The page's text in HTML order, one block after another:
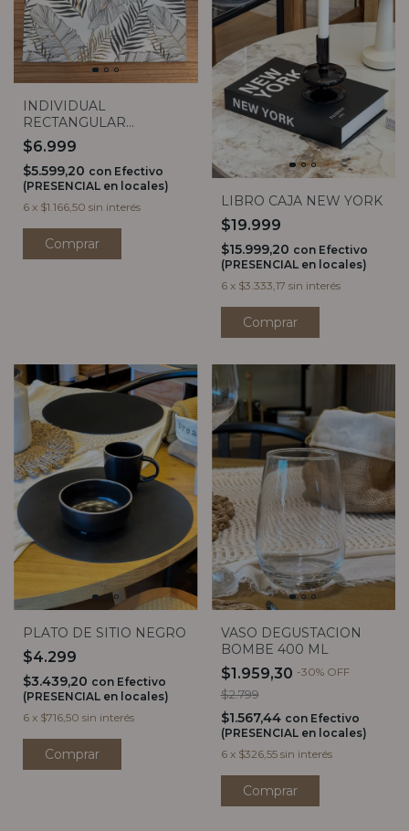
INDIVIDUAL
RECTANGULAR
PALMERAS
$6.999
$5.599,20 con Efectivo
(PRESENCIAL en locales)
6 x $1.166,50 sin interés LIBRO CAJA NEW YORK
$19.999
$15.999,20 con Efectivo
(PRESENCIAL en locales)
6 x $3.333,17 sin interés
PLATO DE SITIO NEGRO
$4.299
$3.439,20 con Efectivo
(PRESENCIAL en locales)
6 x $716,50 sin interés
VASO DEGUSTACION
BOMBE 400 ML
$1.959,30 -30% OFF
$2.799
$1.567,44 con Efectivo
(PRESENCIAL en locales)
6 x $326,55 sin interés